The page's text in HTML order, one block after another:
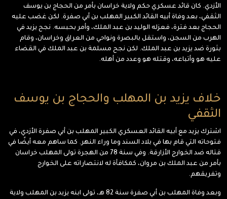
الأزدي. كان قائد عسكري حكم ولاية خراسان بأمر من الحجاج بن يوسف
الثقفي، بعد وفاة أبيه القائد الكبير المهلب بن أبي صفرة. لكن غضب عليه
الحجاج بعد فترة، فعزله الوليد بن عبد الملك، وأمر بحبسه. نجح يزيد في
الهرب من السجن، واستقل بالبصرة ونواحي من العراق وخراسان، وقام
بثورة ضد يزيد بن عبد الملك. لكن نجح مسلمة بن عبد الملك في القضاء
عليه هو وأتباعه، وقتله هو وعدد من أهله.
خلاف يزيد بن المهلب والحجاج بن يوسف
الثقفي
اشترك يزيد مع أبيه القائد العسكري الكبير المهلب بن أبي صفرة الأزدي، في
فتوحاته التي قام بها في بلاد السند وما وراء النهر. كما ساهم معه أيضًا في
قتاله ضد الخوارج الأزارقة. وفي سنة 78 من الهجرة تولى المهلب خراسان
بأمر من عبد الملك بن مروان، كمكافأة له لانتصاراته على الخوارج
وتفريقهم.
وبعد وفاة المهلب بن أبي صفرة سنة 82 هـ، تولى ابنه يزيد بن المهلب ولاية